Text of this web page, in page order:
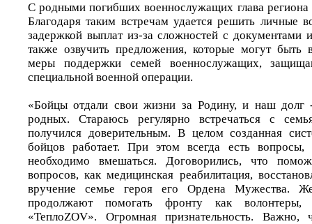
С родными погибших военнослужащих глава региона
Благодаря таким встречам удается решить личные
задержкой выплат из-за сложностей с документами
также озвучить предложения, которые могут быть
меры поддержки семей военнослужащих,
специальной военной операции.
«Бойцы отдали свои жизни за Родину, и наш долг
родных. Стараюсь регулярно встречаться с
получился доверительным. В целом созданная
бойцов работает. При этом всегда есть
необходимо вмешаться. Договорились, что
вопросов, как медицинская реабилитация,
вручение семье героя его Ордена Мужества.
продолжают помогать фронту как волонтеры,
«ТеплоZOV». Огромная признательность.